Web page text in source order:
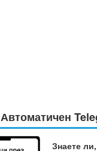
Автоматичен
Знаете